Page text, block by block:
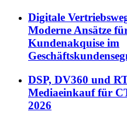
Digitale
Moderne Ansätze
Kundenakquise im
DSP, DV360 und
Mediaeinkauf für
2026